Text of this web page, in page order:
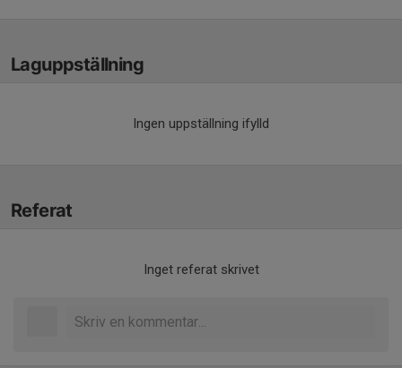
Laguppställning
Ingen uppställning ifylld
Referat
Inget referat skrivet